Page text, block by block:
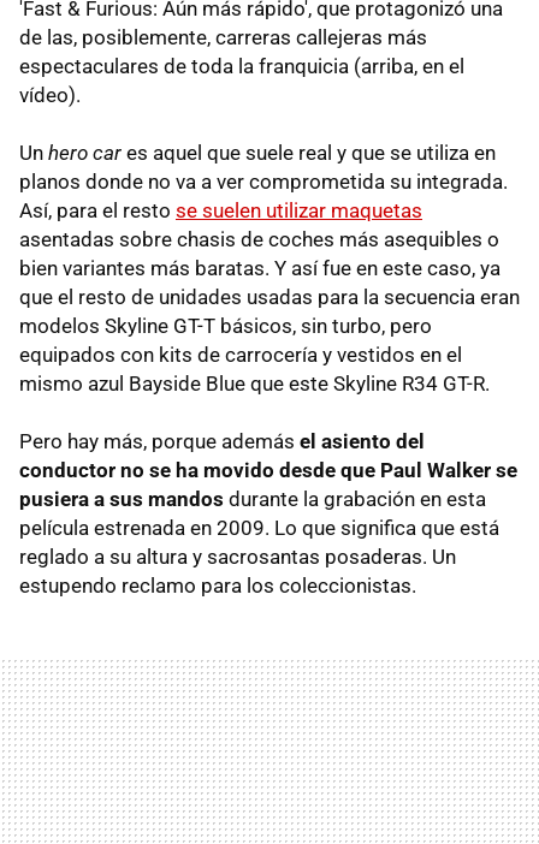
'Fast & Furious: Aún más rápido', que protagonizó una
de las, posiblemente, carreras callejeras más
espectaculares de toda la franquicia (arriba, en el
vídeo).
Un hero car es aquel que suele real y que se utiliza en
planos donde no va a ver comprometida su integrada.
Así, para el resto se suelen utilizar maquetas
asentadas sobre chasis de coches más asequibles o
bien variantes más baratas. Y así fue en este caso, ya
que el resto de unidades usadas para la secuencia eran
modelos Skyline GT-T básicos, sin turbo, pero
equipados con kits de carrocería y vestidos en el
mismo azul Bayside Blue que este Skyline R34 GT-R.
Pero hay más, porque además el asiento del
conductor no se ha movido desde que Paul Walker se
pusiera a sus mandos durante la grabación en esta
película estrenada en 2009. Lo que significa que está
reglado a su altura y sacrosantas posaderas. Un
estupendo reclamo para los coleccionistas.